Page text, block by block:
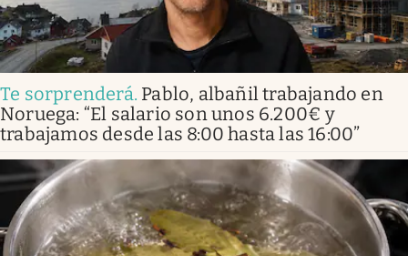
Te sorprenderá. Pablo, albañil trabajando en
Noruega: “El salario son unos 6.200€ y
trabajamos desde las 8:00 hasta las 16:00”